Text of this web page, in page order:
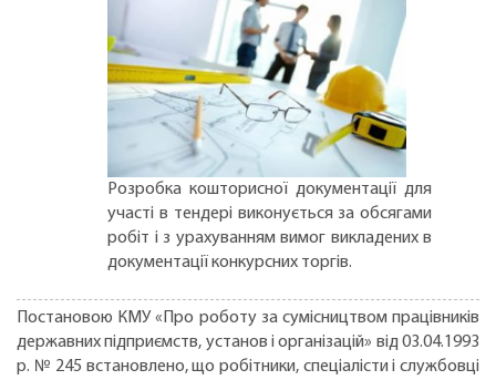
Розробка кошторисної документації для
участі в тендері виконується за обсягами
робіт і з урахуванням вимог викладених в
документації конкурсних торгів.
Постановою КМУ «Про роботу за сумісництвом працівників
державних підприємств, установ і організацій» від 03.04.1993
р. № 245 встановлено, що робітники, спеціалісти і службовці